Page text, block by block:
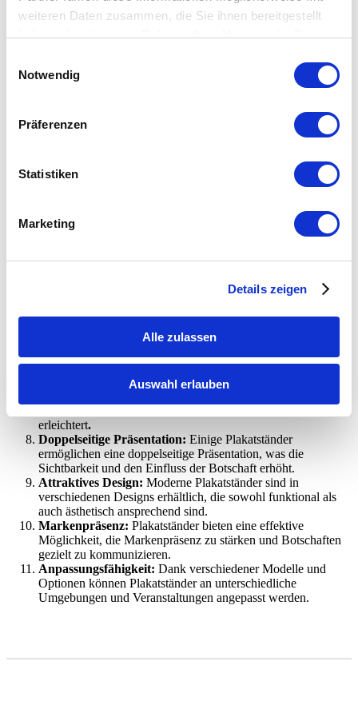
weiteren Daten zusammen, die Sie ihnen bereitgestellt
haben oder die sie im Rahmen Ihrer Nutzung der Dienste
Notwendig
Präferenzen
Statistiken
Marketing
Details zeigen
Alle zulassen
Auswahl erlauben
Plakatständer
mit oder ohne LED-Beleuchtung
Modelle, bieten eine optimale Sichtbarkeit Ihrer Werbeinhalte,
um die Aufmerksamkeit der Zielgruppe zu gewinnen.
Austausch von Werbeplakaten, was besonders vorteilhaft ist,
wenn sich Informationen oder Angebote regelmäßig ändern.
Fähigkeiten oder Werkzeuge, was die Handhabung
an die Präsentation von Werbeinhalten gerecht zu werden.
Viele Plakatständer sind leicht und mobil, was sie
Im Vergleich zu aufwändigeren
kostengünstige Lösung für die Werbepresentation.
Schneller Grafikwechsel:Die meisten Plakatständer
erleichtert.
Doppelseitige Präsentation: Einige Plakatständer
ermöglichen eine doppelseitige Präsentation, was die
Sichtbarkeit und den Einfluss der Botschaft erhöht.
Attraktives Design: Moderne Plakatständer sind in
verschiedenen Designs erhältlich, die sowohl funktional als
auch ästhetisch ansprechend sind.
Markenpräsenz: Plakatständer bieten eine effektive
Möglichkeit, die Markenpräsenz zu stärken und Botschaften
gezielt zu kommunizieren.
Anpassungsfähigkeit: Dank verschiedener Modelle und
Optionen können Plakatständer an unterschiedliche
Umgebungen und Veranstaltungen angepasst werden.